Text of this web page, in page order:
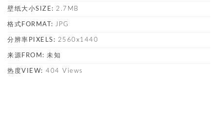
壁纸大小SIZE: 2.7MB
格式FORMAT: JPG
分辨率PIXELS: 2560x1440
来源FROM: 未知
热度VIEW: 404 Views